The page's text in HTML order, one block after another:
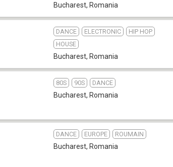
Bucharest, Romania
DANCE ELECTRONIC
HIP HOP
HOUSE
Bucharest, Romania
80S 90S DANCE
Bucharest, Romania
DANCE EUROPE ROUMAIN
Bucharest, Romania